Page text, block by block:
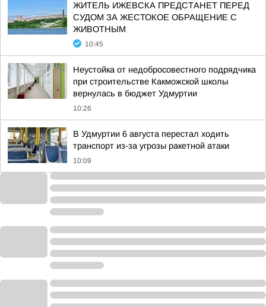
ЖИТЕЛЬ ИЖЕВСКА ПРЕДСТАНЕТ ПЕРЕД
СУДОМ ЗА ЖЕСТОКОЕ ОБРАЩЕНИЕ С
ЖИВОТНЫМ
10:45
Неустойка от недобросовестного подрядчика
при строительстве Какможской школы
вернулась в бюджет Удмуртии
10:26
В Удмуртии 6 августа перестал ходить
транспорт из-за угрозы ракетной атаки
10:09